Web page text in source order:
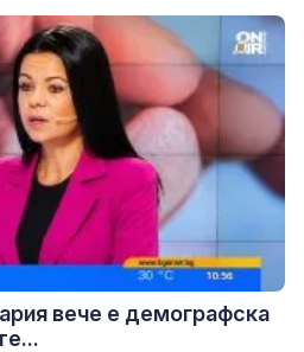
вече е демографска